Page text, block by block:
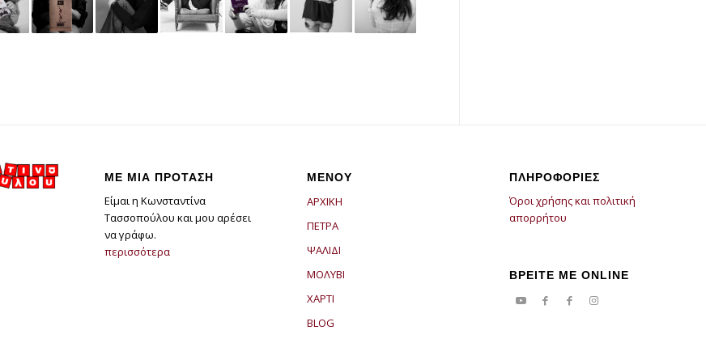
ΜΕ ΜΙΑ ΠΡΟΤΑΣΗ
Είμαι η Κωνσταντίνα
Τασσοπούλου και μου αρέσει
να γράφω.
περισσότερα
ΜΕΝΟΥ
ΑΡΧΙΚΗ
ΠΕΤΡΑ
ΨΑΛΙΔΙ
ΜΟΛΥΒΙ
ΧΑΡΤΙ
BLOG
ΠΛΗΡΟΦΟΡΙΕΣ
Όροι χρήσης και πολιτική
απορρήτου
ΒΡΕΙΤΕ ΜΕ ONLINE